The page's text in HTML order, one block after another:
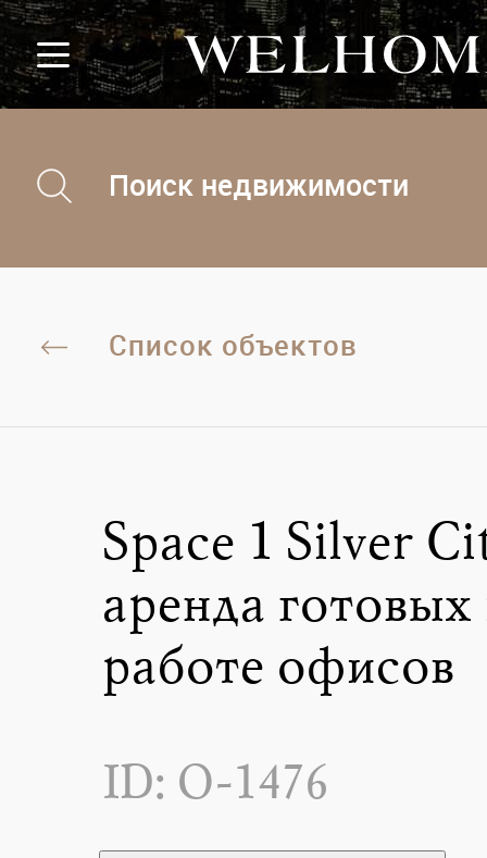
Поиск недвижимости
Список объектов
Space 1 Silver
аренда готовых
работе офисов
ID: O-1476